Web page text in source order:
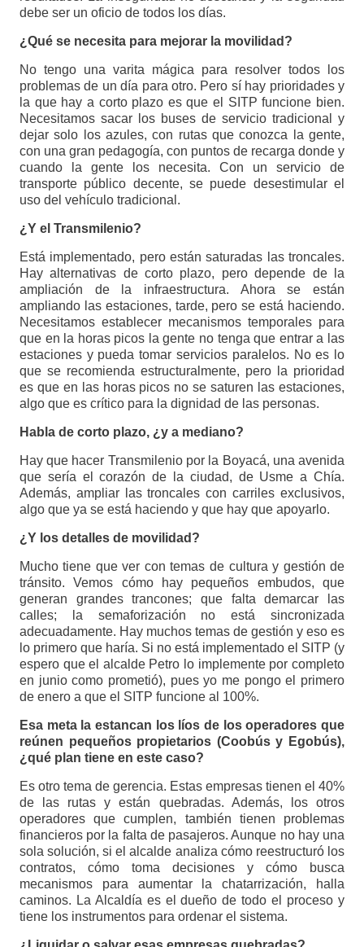
debe ser un oficio de todos los días.
¿Qué se necesita para mejorar la movilidad?
No tengo una varita mágica para resolver todos los
problemas de un día para otro. Pero sí hay prioridades y
la que hay a corto plazo es que el SITP funcione bien.
Necesitamos sacar los buses de servicio tradicional y
dejar solo los azules, con rutas que conozca la gente,
con una gran pedagogía, con puntos de recarga donde y
cuando la gente los necesita. Con un servicio de
transporte público decente, se puede desestimular el
uso del vehículo tradicional.
¿Y el Transmilenio?
Está implementado, pero están saturadas las troncales.
Hay alternativas de corto plazo, pero depende de la
ampliación de la infraestructura. Ahora se están
ampliando las estaciones, tarde, pero se está haciendo.
Necesitamos establecer mecanismos temporales para
que en la horas picos la gente no tenga que entrar a las
estaciones y pueda tomar servicios paralelos. No es lo
que se recomienda estructuralmente, pero la prioridad
es que en las horas picos no se saturen las estaciones,
algo que es crítico para la dignidad de las personas.
Habla de corto plazo, ¿y a mediano?
Hay que hacer Transmilenio por la Boyacá, una avenida
que sería el corazón de la ciudad, de Usme a Chía.
Además, ampliar las troncales con carriles exclusivos,
algo que ya se está haciendo y que hay que apoyarlo.
¿Y los detalles de movilidad?
Mucho tiene que ver con temas de cultura y gestión de
tránsito. Vemos cómo hay pequeños embudos, que
generan grandes trancones; que falta demarcar las
calles; la semaforización no está sincronizada
adecuadamente. Hay muchos temas de gestión y eso es
lo primero que haría. Si no está implementado el SITP (y
espero que el alcalde Petro lo implemente por completo
en junio como prometió), pues yo me pongo el primero
de enero a que el SITP funcione al 100%.
Esa meta la estancan los líos de los operadores que
reúnen pequeños propietarios (Coobús y Egobús),
¿qué plan tiene en este caso?
Es otro tema de gerencia. Estas empresas tienen el 40%
de las rutas y están quebradas. Además, los otros
operadores que cumplen, también tienen problemas
financieros por la falta de pasajeros. Aunque no hay una
sola solución, si el alcalde analiza cómo reestructuró los
contratos, cómo toma decisiones y cómo busca
mecanismos para aumentar la chatarrización, halla
caminos. La Alcaldía es el dueño de todo el proceso y
tiene los instrumentos para ordenar el sistema.